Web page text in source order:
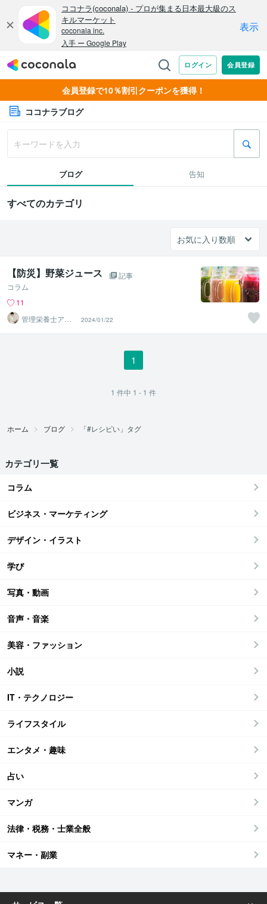
会員登録で10％割引クーポンを獲得！
ココナラブログ
ブログ 告知
すべてのカテゴリ
【防災】野菜ジュース
記事
コラム
11
管理栄養士アオ
イ 村中一帆ママ
が楽する食
2024/01/22
1
1 件中 1 - 1 件
ホーム ブログ 「#レシピい」タグ
カテゴリ一覧
コラム
ビジネス・マーケティング
デザイン・イラスト
学び
写真・動画
音声・音楽
美容・ファッション
小説
IT・テクノロジー
ライフスタイル
エンタメ・趣味
占い
マンガ
法律・税務・士業全般
マネー・副業